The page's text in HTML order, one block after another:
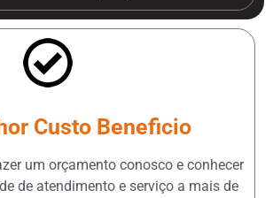
Custo Beneficio
um orçamento conosco e conhecer
de atendimento e serviço a mais de